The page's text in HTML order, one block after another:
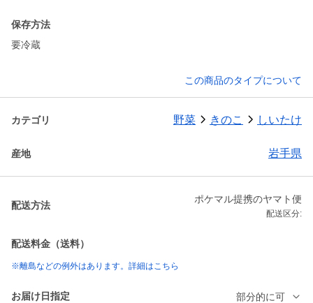
保存方法
要冷蔵
この商品のタイプについて
カテゴリ 野菜 きのこ しいたけ
産地 岩手県
配送方法
ポケマル提携のヤマト便
配送区分:
配送料金（送料）
※離島などの例外はあります。詳細はこちら
お届け日指定 部分的に可